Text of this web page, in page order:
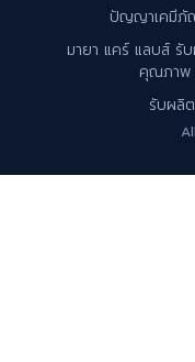
ปัญญาเคมีภั
มายา แคร์ แลบส์ รั
คุณภาพ
รับผลิ